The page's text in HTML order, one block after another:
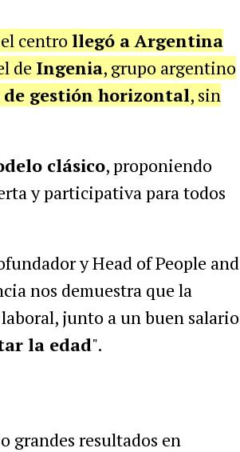
centro llegó a Argentina
de Ingenia, grupo argentino
gestión horizontal, sin
clásico, proponiendo
y participativa para todos
y Head of People and
nos demuestra que la
junto a un buen salario
la edad".
grandes resultados en